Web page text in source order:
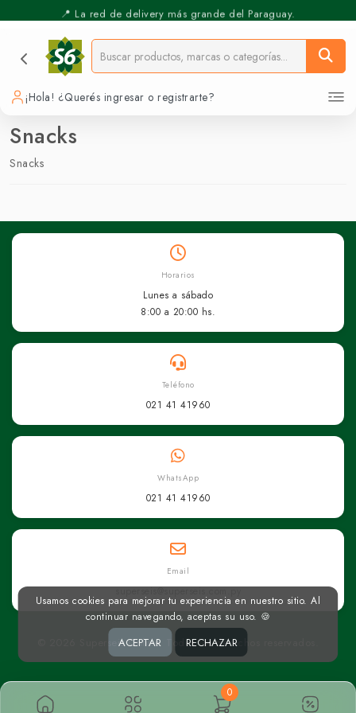
📍 La red de delivery más grande del Paraguay.
¡Hola! ¿Querés ingresar o registrarte?
Snacks
Snacks
0
Horarios
Lunes a sábado
8:00 a 20:00 hs.
Teléfono
021 41 41960
WhatsApp
021 41 41960
Email
superseis@superseis.com.py
© 2026 Superseis Online. Todos los derechos reservados.
Usamos cookies para mejorar tu experiencia en nuestro sitio. Al
continuar navegando, aceptas su uso. 🍪
ACEPTAR RECHAZAR